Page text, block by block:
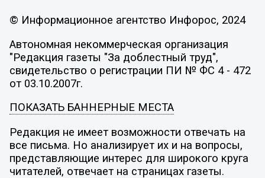
© Информационное агентство Инфорос, 2024
Автономная некоммерческая организация
"Редакция газеты "За доблестный труд",
свидетельство о регистрации ПИ № ФС 4 - 472
от 03.10.2007г.
ПОКАЗАТЬ БАННЕРНЫЕ МЕСТА
Редакция не имеет возможности отвечать на
все письма. Но анализирует их и на вопросы,
представляющие интерес для широкого круга
читателей, отвечает на страницах газеты.